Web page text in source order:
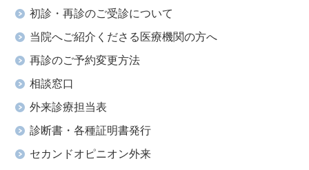
初診・再診のご受診について
当院へご紹介くださる医療機関の方へ
再診のご予約変更方法
相談窓口
外来診療担当表
診断書・各種証明書発行
セカンドオピニオン外来